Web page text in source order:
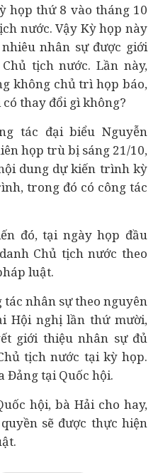
họp thứ 8 vào tháng 10
nước. Vậy Kỳ họp này
nhân sự được giới
tịch nước. Lần này,
không chủ trì họp báo,
thay đổi gì không?
tác đại biểu Nguyễn
họp trù bị sáng 21/10,
dung dự kiến trình kỳ
trong đó có công tác
đó, tại ngày họp đầu
Chủ tịch nước theo
luật.
tác nhân sự theo nguyên
Hội nghị lần thứ mười,
giới thiệu nhân sự đủ
tịch nước tại kỳ họp.
Đảng tại Quốc hội.
hội, bà Hải cho hay,
sẽ được thực hiện